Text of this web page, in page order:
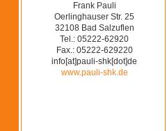
Frank Pauli
Oerlinghauser Str. 25
32108 Bad Salzuflen
Tel.: 05222-62920
Fax.: 05222-629220
info[at]pauli-shk[dot]de
www.pauli-shk.de